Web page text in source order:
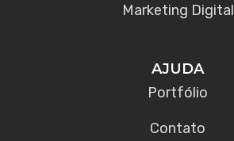
Marketing Digital
AJUDA
Portfólio
Contato